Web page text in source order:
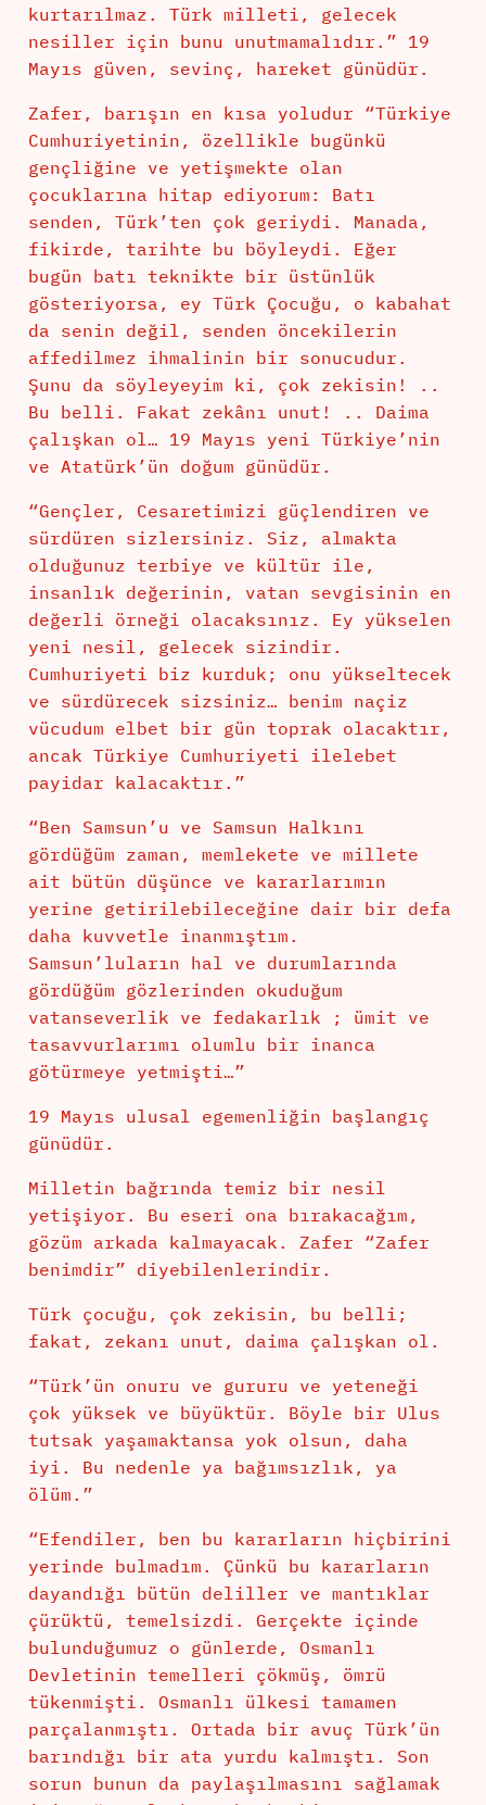
kurtarılmaz. Türk milleti, gelecek
nesiller için bunu unutmamalıdır.” 19
Mayıs güven, sevinç, hareket günüdür.
Zafer, barışın en kısa yoludur “Türkiye
Cumhuriyetinin, özellikle bugünkü
gençliğine ve yetişmekte olan
çocuklarına hitap ediyorum: Batı
senden, Türk’ten çok geriydi. Manada,
fikirde, tarihte bu böyleydi. Eğer
bugün batı teknikte bir üstünlük
gösteriyorsa, ey Türk Çocuğu, o kabahat
da senin değil, senden öncekilerin
affedilmez ihmalinin bir sonucudur.
Şunu da söyleyeyim ki, çok zekisin! ..
Bu belli. Fakat zekânı unut! .. Daima
çalışkan ol… 19 Mayıs yeni Türkiye’nin
ve Atatürk’ün doğum günüdür.
“Gençler, Cesaretimizi güçlendiren ve
sürdüren sizlersiniz. Siz, almakta
olduğunuz terbiye ve kültür ile,
insanlık değerinin, vatan sevgisinin en
değerli örneği olacaksınız. Ey yükselen
yeni nesil, gelecek sizindir.
Cumhuriyeti biz kurduk; onu yükseltecek
ve sürdürecek sizsiniz… benim naçiz
vücudum elbet bir gün toprak olacaktır,
ancak Türkiye Cumhuriyeti ilelebet
payidar kalacaktır.”
“Ben Samsun’u ve Samsun Halkını
gördüğüm zaman, memlekete ve millete
ait bütün düşünce ve kararlarımın
yerine getirilebileceğine dair bir defa
daha kuvvetle inanmıştım.
Samsun’luların hal ve durumlarında
gördüğüm gözlerinden okuduğum
vatanseverlik ve fedakarlık ; ümit ve
tasavvurlarımı olumlu bir inanca
götürmeye yetmişti…”
19 Mayıs ulusal egemenliğin başlangıç
günüdür.
Milletin bağrında temiz bir nesil
yetişiyor. Bu eseri ona bırakacağım,
gözüm arkada kalmayacak. Zafer “Zafer
benimdir” diyebilenlerindir.
Türk çocuğu, çok zekisin, bu belli;
fakat, zekanı unut, daima çalışkan ol.
“Türk’ün onuru ve gururu ve yeteneği
çok yüksek ve büyüktür. Böyle bir Ulus
tutsak yaşamaktansa yok olsun, daha
iyi. Bu nedenle ya bağımsızlık, ya
ölüm.”
“Efendiler, ben bu kararların hiçbirini
yerinde bulmadım. Çünkü bu kararların
dayandığı bütün deliller ve mantıklar
çürüktü, temelsizdi. Gerçekte içinde
bulunduğumuz o günlerde, Osmanlı
Devletinin temelleri çökmüş, ömrü
tükenmişti. Osmanlı ülkesi tamamen
parçalanmıştı. Ortada bir avuç Türk’ün
barındığı bir ata yurdu kalmıştı. Son
sorun bunun da paylaşılmasını sağlamak